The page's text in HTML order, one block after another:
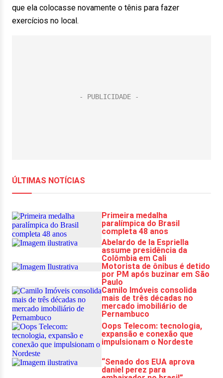
que ela colocasse novamente o tênis para fazer
exercícios no local.